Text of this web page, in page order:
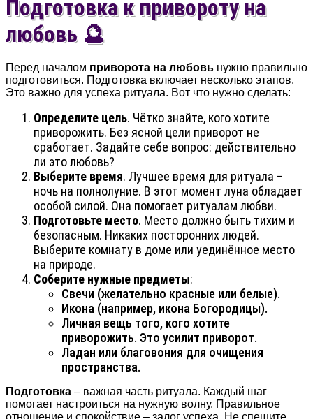
Подготовка к привороту на
любовь 🔮
Перед началом приворота на любовь нужно правильно
подготовиться. Подготовка включает несколько этапов.
Это важно для успеха ритуала. Вот что нужно сделать:
Определите цель. Чётко знайте, кого хотите
приворожить. Без ясной цели приворот не
сработает. Задайте себе вопрос: действительно
ли это любовь?
Выберите время. Лучшее время для ритуала –
ночь на полнолуние. В этот момент луна обладает
особой силой. Она помогает ритуалам любви.
Подготовьте место. Место должно быть тихим и
безопасным. Никаких посторонних людей.
Выберите комнату в доме или уединённое место
на природе.
Соберите нужные предметы:
Свечи (желательно красные или белые).
Икона (например, икона Богородицы).
Личная вещь того, кого хотите
приворожить. Это усилит приворот.
Ладан или благовония для очищения
пространства.
Подготовка – важная часть ритуала. Каждый шаг
помогает настроиться на нужную волну. Правильное
отношение и спокойствие – залог успеха. Не спешите.